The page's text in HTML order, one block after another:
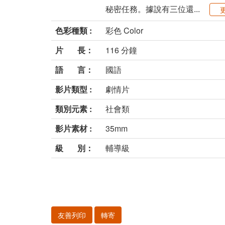
秘密任務。據說有三位還...
色彩種類 :
彩色 Color
片 長：
116 分鐘
語 言：
國語
影片類型 :
劇情片
類別元素 :
社會類
影片素材 :
35mm
級 別：
輔導級
友善列印 轉寄